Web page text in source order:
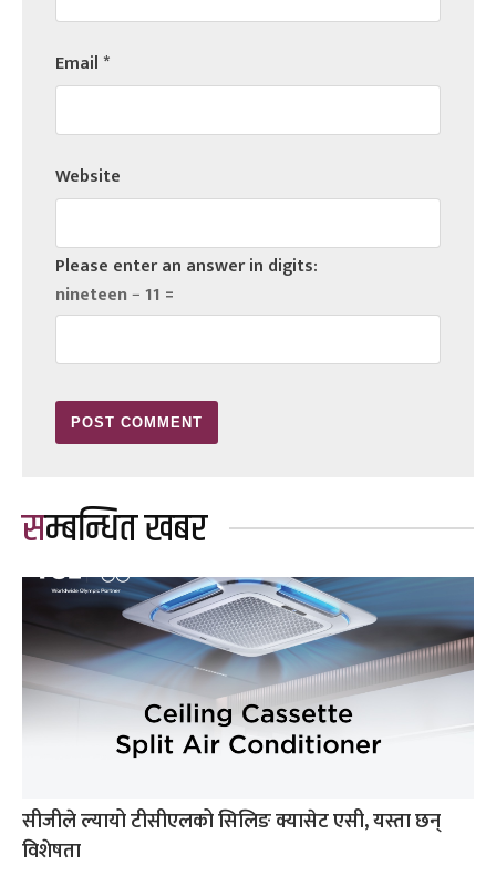
Email*
Website
Please enter an answer in digits:
nineteen − 11 =
सम्बन्धित खबर
सीजीले ल्यायो टीसीएलको सिलिङ क्यासेट एसी, यस्ता छन्
विशेषता